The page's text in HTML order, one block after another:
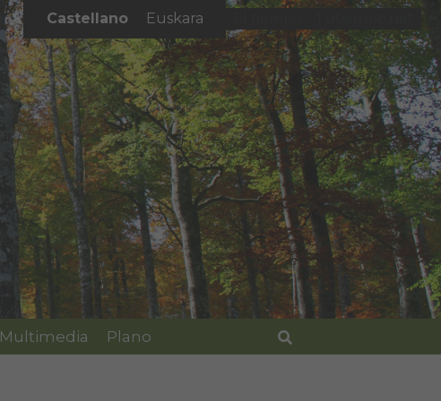
Castellano Euskara
Multimedia Plano
Buscar